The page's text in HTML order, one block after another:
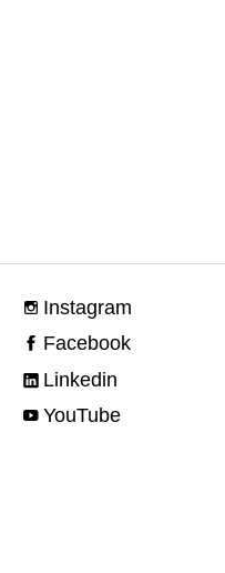
Instagram
Facebook
Linkedin
YouTube